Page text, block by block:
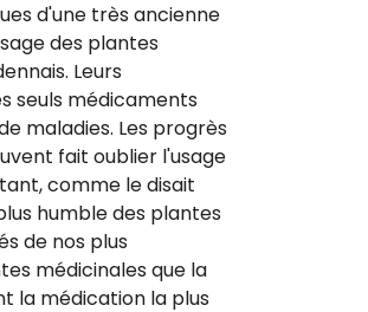
d'une très ancienne
des plantes
Leurs
seuls médicaments
maladies. Les progrès
fait oublier l'usage
comme le disait
humble des plantes
de nos plus
médicinales que la
la médication la plus